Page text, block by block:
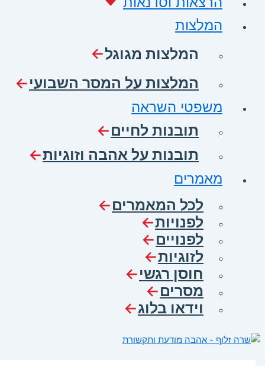
המלצות
המלצות מגוגל
המלצות על המסר השבועי
משפטי השראה
תובנות לחיים
תובנות על אהבה וזוגיות
מאמרים
לכל המאמרים
לפנויות
לפנויים
לזוגיות
חוסן רגשי
מסרים
וידאו בלוג